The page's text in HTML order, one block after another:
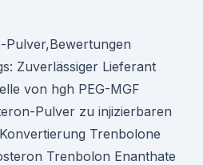
Pulver,Bewertungen
Zuverlässiger Lieferant
von hgh PEG-MGF
Pulver zu injizierbaren
Trenbolone
Trenbolon Enanthate